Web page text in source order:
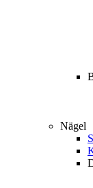
Nägel